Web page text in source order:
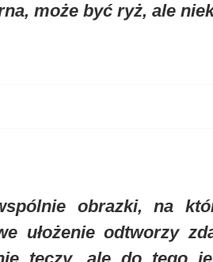
może być ryż, ale
obrazki, na
ułożenie odtworzy